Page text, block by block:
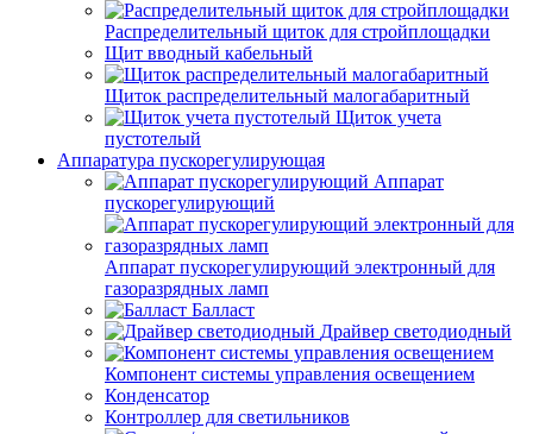
Распределительный щиток для стройплощадки
Щит вводный кабельный
Щиток распределительный малогабаритный
Щиток учета
пустотелый
Аппаратура пускорегулирующая
Аппарат
пускорегулирующий
Аппарат пускорегулирующий электронный для
газоразрядных ламп
Балласт
Драйвер светодиодный
Компонент системы управления освещением
Конденсатор
Контроллер для светильников